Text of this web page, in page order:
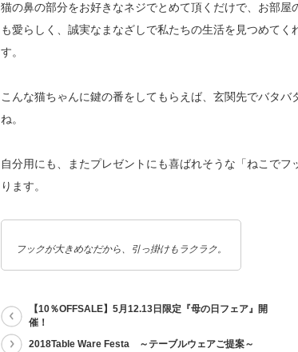
猫の鼻の部分をお好きなネジでとめて頂くだけで、お部
も愛らしく、誠実なまなざしで私たちの生活を見つめて
す。
こんな猫ちゃんに鍵の番をしてもらえば、玄関先でバタ
ね。
自分用にも、またプレゼントにも喜ばれそうな「ねこで
ります。
フックが大きめなだから、引っ掛けもラクラク。
【10％OFFSALE】5月12.13日限定『母の日フェア』開
催！
2018Table Ware Festa ～テーブルウェアご提案～